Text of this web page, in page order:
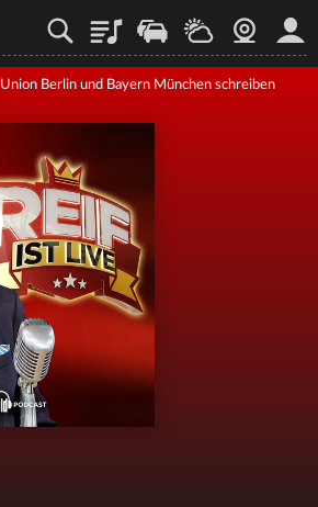
PlaylistStaupilotWetterWebcam
Union Berlin und Bayern München schreiben